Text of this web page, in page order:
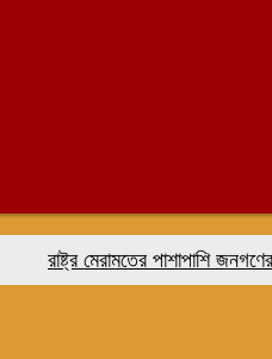
রাষ্ট্র মেরামতের পাশাপাশি জনগণের